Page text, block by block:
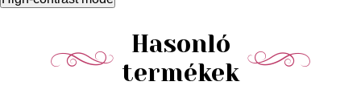
Hasonló
termékek